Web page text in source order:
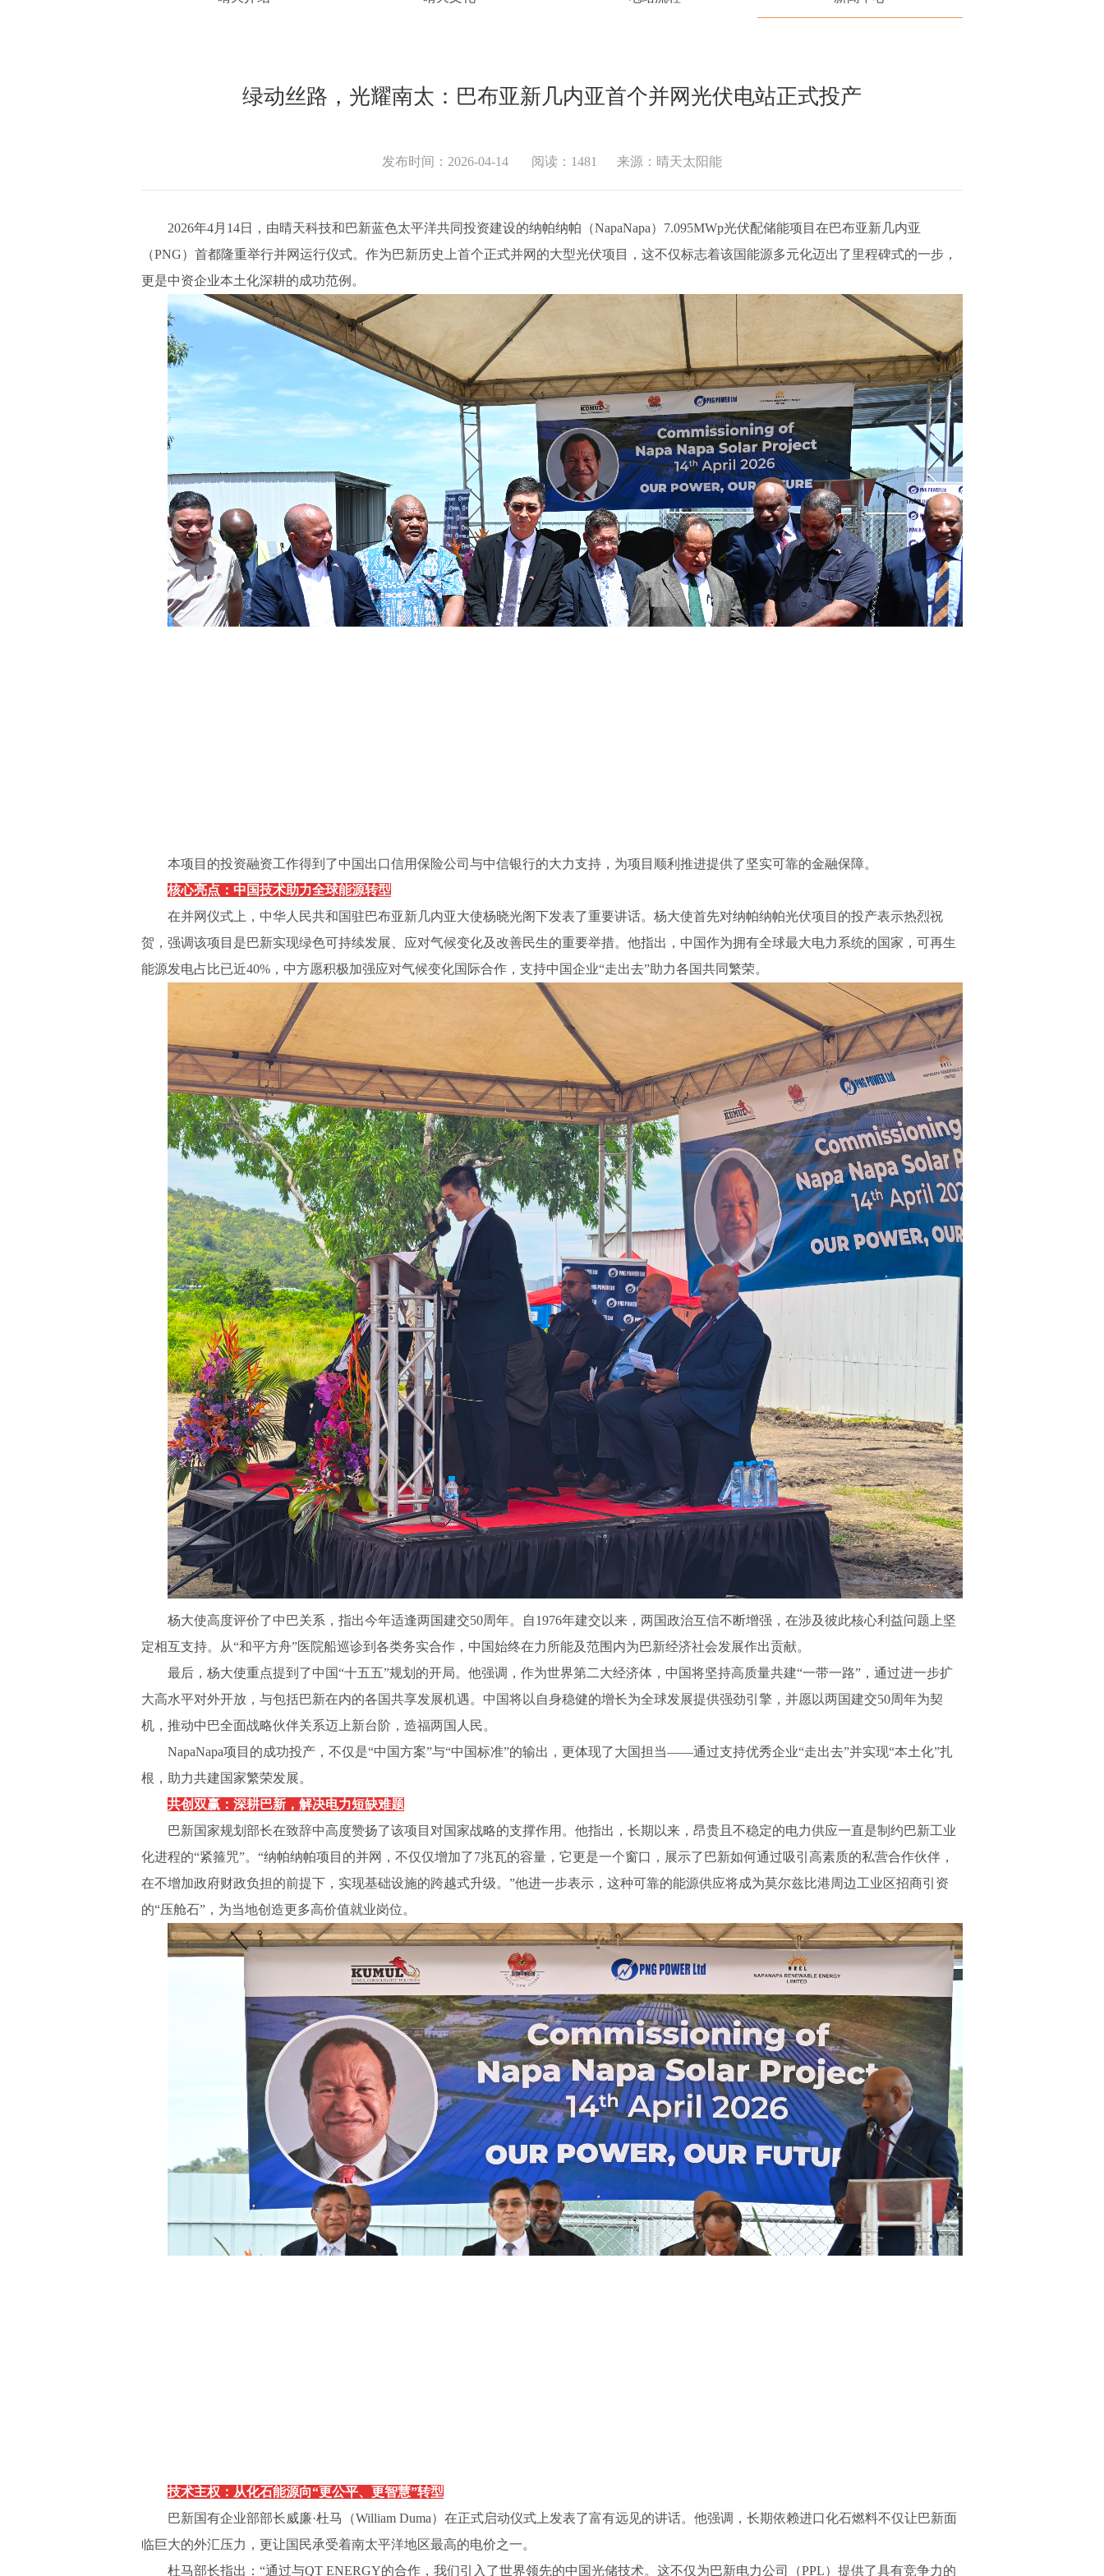
绿动丝路，光耀南太：巴布亚新几内亚首个并网光伏电站正式投产
发布时间：2026-04-14 阅读：1481 来源：晴天太阳能
2026年4月14日，由晴天科技和巴新蓝色太平洋共同投资建设的纳帕纳帕（NapaNapa）7.095MWp光伏配储能项目在巴布亚新几内亚
（PNG）首都隆重举行并网运行仪式。作为巴新历史上首个正式并网的大型光伏项目，这不仅标志着该国能源多元化迈出了里程碑式的一步，
更是中资企业本土化深耕的成功范例。
本项目的投资融资工作得到了中国出口信用保险公司与中信银行的大力支持，为项目顺利推进提供了坚实可靠的金融保障。
核心亮点：中国技术助力全球能源转型
在并网仪式上，中华人民共和国驻巴布亚新几内亚大使杨晓光阁下发表了重要讲话。杨大使首先对纳帕纳帕光伏项目的投产表示热烈祝
贺，强调该项目是巴新实现绿色可持续发展、应对气候变化及改善民生的重要举措。他指出，中国作为拥有全球最大电力系统的国家，可再生
能源发电占比已近40%，中方愿积极加强应对气候变化国际合作，支持中国企业“走出去”助力各国共同繁荣。
杨大使高度评价了中巴关系，指出今年适逢两国建交50周年。自1976年建交以来，两国政治互信不断增强，在涉及彼此核心利益问题上坚
定相互支持。从“和平方舟”医院船巡诊到各类务实合作，中国始终在力所能及范围内为巴新经济社会发展作出贡献。
最后，杨大使重点提到了中国“十五五”规划的开局。他强调，作为世界第二大经济体，中国将坚持高质量共建“一带一路”，通过进一步扩
大高水平对外开放，与包括巴新在内的各国共享发展机遇。中国将以自身稳健的增长为全球发展提供强劲引擎，并愿以两国建交50周年为契
机，推动中巴全面战略伙伴关系迈上新台阶，造福两国人民。
NapaNapa项目的成功投产，不仅是“中国方案”与“中国标准”的输出，更体现了大国担当——通过支持优秀企业“走出去”并实现“本土化”扎
根，助力共建国家繁荣发展。
共创双赢：深耕巴新，解决电力短缺难题
巴新国家规划部长在致辞中高度赞扬了该项目对国家战略的支撑作用。他指出，长期以来，昂贵且不稳定的电力供应一直是制约巴新工业
化进程的“紧箍咒”。“纳帕纳帕项目的并网，不仅仅增加了7兆瓦的容量，它更是一个窗口，展示了巴新如何通过吸引高素质的私营合作伙伴，
在不增加政府财政负担的前提下，实现基础设施的跨越式升级。”他进一步表示，这种可靠的能源供应将成为莫尔兹比港周边工业区招商引资
的“压舱石”，为当地创造更多高价值就业岗位。
技术主权：从化石能源向“更公平、更智慧”转型
巴新国有企业部部长威廉·杜马（William Duma）在正式启动仪式上发表了富有远见的讲话。他强调，长期依赖进口化石燃料不仅让巴新面
临巨大的外汇压力，更让国民承受着南太平洋地区最高的电价之一。
杜马部长指出： “通过与QT ENERGY的合作，我们引入了世界领先的中国光储技术。这不仅为巴新电力公司（PPL）提供了具有竞争力的